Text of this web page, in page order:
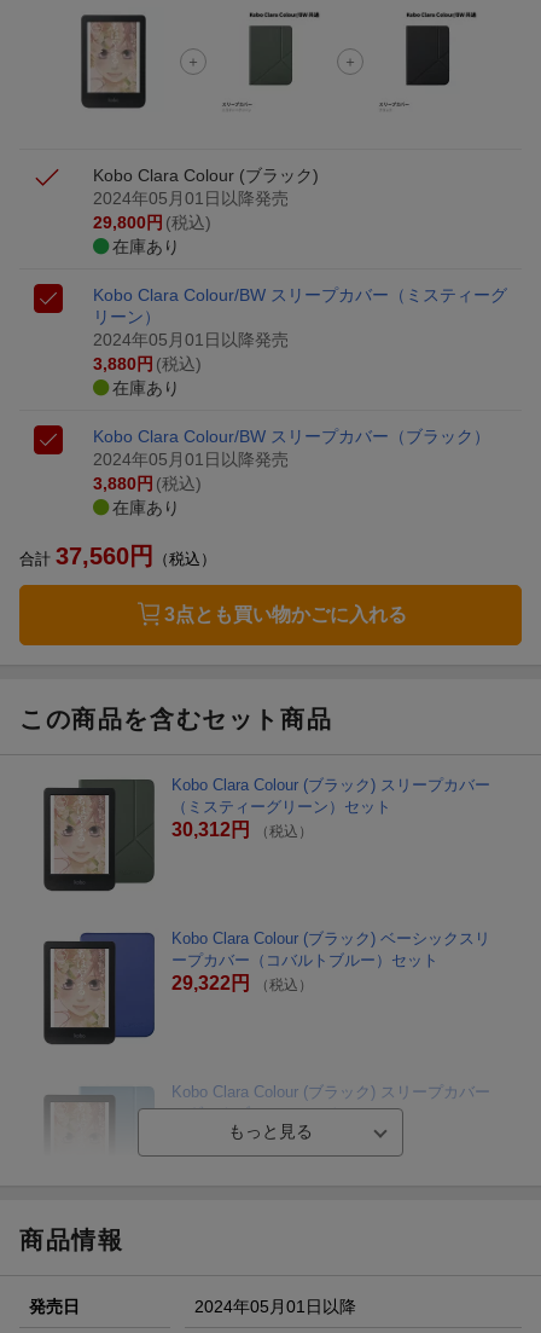
条件達成で楽天限定・宝塚歌劇 宙組貸切公演ペアチケット
が当たる
エントリー＆条件達成で『鬼滅の刃』オリジナルきんちゃく
袋が当たる！
Kobo Clara Colour (ブラック)
2024年05月01日以降発売
29,800円 (税込)
在庫あり
Kobo Clara Colour/BW スリープカバー（ミスティーグ
リーン）
2024年05月01日以降発売
3,880円 (税込)
在庫あり
Kobo Clara Colour/BW スリープカバー（ブラック）
2024年05月01日以降発売
3,880円 (税込)
在庫あり
合計 37,560円 （税込）
3点とも買い物かごに入れる
この商品を含むセット商品
Kobo Clara Colour (ブラック) スリープカバー
（ミスティーグリーン）セット
30,312円 （税込）
Kobo Clara Colour (ブラック) ベーシックスリ
ープカバー（コバルトブルー）セット
29,322円 （税込）
Kobo Clara Colour (ブラック) スリープカバー
（ダスクブルー）セット
30,312円（税込）
商品情報
発売日 2024年05月01日以降